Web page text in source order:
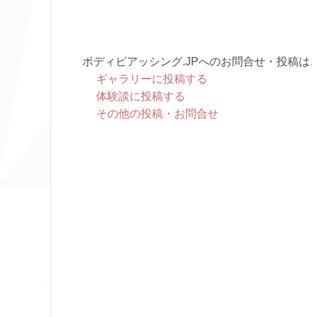
ボディピアッシング.JPへのお問合せ・投稿
ギャラリーに投稿する
体験談に投稿する
その他の投稿・お問合せ